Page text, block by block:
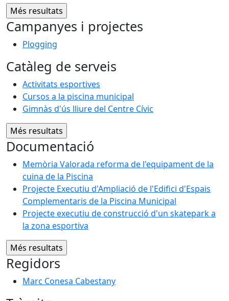
Campanyes i projectes
Plogging
Catàleg de serveis
Activitats esportives
Cursos a la piscina municipal
Gimnàs d'ús lliure del Centre Cívic
Documentació
Memòria Valorada reforma de l'equipament de la
cuina de la Piscina
Projecte Executiu d'Ampliació de l'Edifici d'Espais
Complementaris de la Piscina Municipal
Projecte executiu de construcció d'un skatepark a
la zona esportiva
Regidors
Marc Conesa Cabestany